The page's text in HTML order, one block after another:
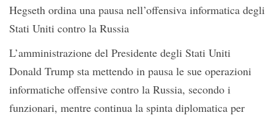
Hegseth ordina una pausa nell’offensiva informatica degli
Stati Uniti contro la Russia
L’amministrazione del Presidente degli Stati Uniti
Donald Trump sta mettendo in pausa le sue operazioni
informatiche offensive contro la Russia, secondo i
funzionari, mentre continua la spinta diplomatica per